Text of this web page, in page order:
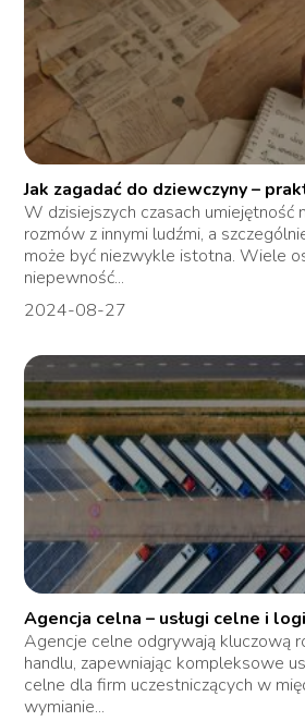
Jak zagadać do dziewczyny –
W dzisiejszych czasach umiejętność
rozmów z innymi ludźmi, a
może być niezwykle istotna. Wiele
niepewność...
2024-08-27
Agencja celna – usługi celne i
Agencje celne odgrywają kluczową
handlu, zapewniając kompleksowe
celne dla firm uczestniczących w
wymianie...